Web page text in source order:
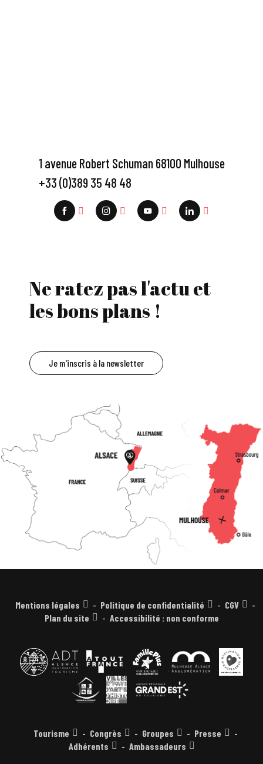
1 avenue Robert Schuman 68100 Mulhouse
+33 (0)389 35 48 48
Ne ratez pas l'actu et
les bons plans !
Je m'inscris à la newsletter
Mentions légales Politique de confidentialité
CGV
Plan du site
Accessibilité : non conforme
Tourisme Congrès Groupes
Presse
Adhérents
Ambassadeurs